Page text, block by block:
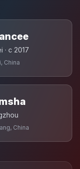
· с 2017
China
China